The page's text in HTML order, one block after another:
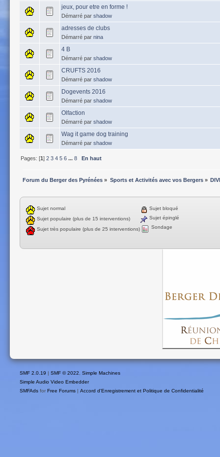
jeux, pour etre en forme !
Démarré par shadow
adresses de clubs
Démarré par nina
4 B
Démarré par shadow
CRUFTS 2016
Démarré par shadow
Dogevents 2016
Démarré par shadow
Olfaction
Démarré par shadow
Wag it game dog training
Démarré par shadow
Pages: [1]2 3 4 5 6 ...8 En haut
Forum du Berger des Pyrénées » Sports et Activités avec vos Bergers»
Sujet normal
Sujet populaire (plus de 15 interventions)
Sujet très populaire (plus de 25 interventions)
Sujet bloqué
Sujet épinglé
Sondage
SMF 2.0.19 | SMF © 2022
Simple Machines
Simple Audio Video Embedder
SMFAds for Free Forums | Accord d'Enregistrement et Politique de Confidentialité